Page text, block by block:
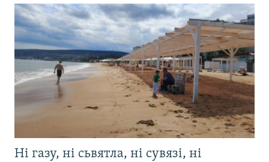
Ні газу, ні сьвятла, ні сувязі, ні